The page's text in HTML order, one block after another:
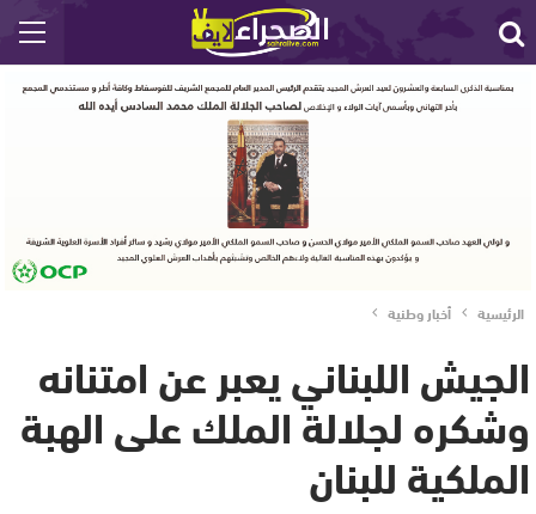
الرئيسية أخبار وطنية
الجيش اللبناني يعبر عن امتنانه
وشكره لجلالة الملك على الهبة
الملكية للبنان